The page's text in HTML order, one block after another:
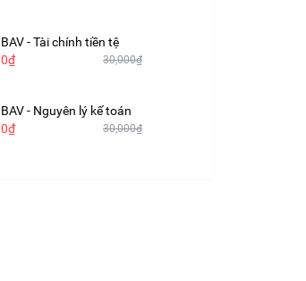
BAV - Tài chính tiền tệ
0₫
30,000₫
BAV - Nguyên lý kế toán
0₫
30,000₫